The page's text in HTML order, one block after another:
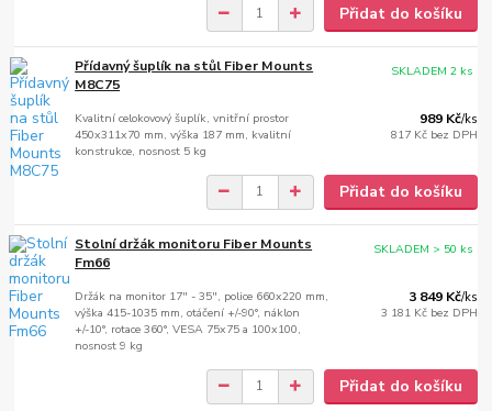
Přidat do košíku
Přídavný šuplík na stůl Fiber Mounts
M8C75
Kvalitní celokovový šuplík, vnitřní prostor
450x311x70 mm, výška 187 mm, kvalitní
konstrukce, nosnost 5 kg
989 Kč/ks
817 Kč bez DPH
SKLADEM 2 ks
Přidat do košíku
Stolní držák monitoru Fiber Mounts
Fm66
Držák na monitor 17" - 35", police 660x220 mm,
výška 415-1035 mm, otáčení +/-90°, náklon
+/-10°, rotace 360°, VESA 75x75 a 100x100,
nosnost 9 kg
3 849 Kč/ks
3 181 Kč bez DPH
SKLADEM > 50 ks
Přidat do košíku